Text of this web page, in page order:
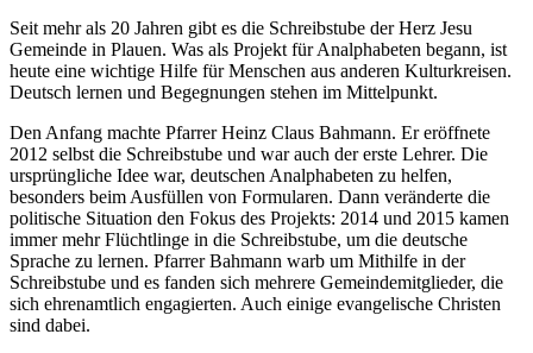
Seit mehr als 20 Jahren gibt es die Schreibstube der Herz Jesu
Gemeinde in Plauen. Was als Projekt für Analphabeten begann, ist
heute eine wichtige Hilfe für Menschen aus anderen Kulturkreisen.
Deutsch lernen und Begegnungen stehen im Mittelpunkt.
Den Anfang machte Pfarrer Heinz Claus Bahmann. Er eröffnete
2012 selbst die Schreibstube und war auch der erste Lehrer. Die
ursprüngliche Idee war, deutschen Analphabeten zu helfen,
besonders beim Ausfüllen von Formularen. Dann veränderte die
politische Situation den Fokus des Projekts: 2014 und 2015 kamen
immer mehr Flüchtlinge in die Schreibstube, um die deutsche
Sprache zu lernen. Pfarrer Bahmann warb um Mithilfe in der
Schreibstube und es fanden sich mehrere Gemeindemitglieder, die
sich ehrenamtlich engagierten. Auch einige evangelische Christen
sind dabei.